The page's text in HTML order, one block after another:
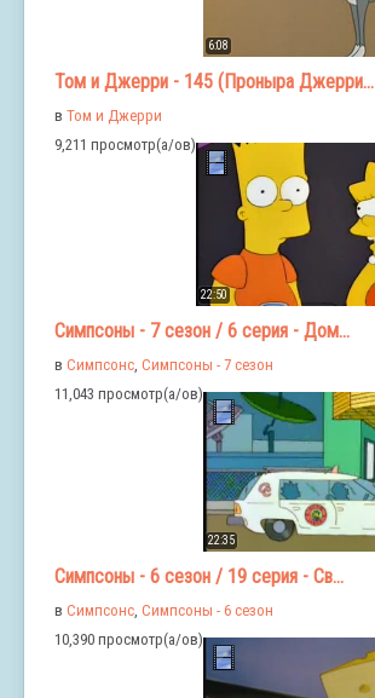
6:08
Том и Джерри - 145 (Проныра Джерри...
в Том и Джерри
9,211 просмотр(а/ов)
22:50
Симпсоны - 7 сезон / 6 серия - Дом...
в Симпсонс, Симпсоны - 7 сезон
11,043 просмотр(а/ов)
22:35
Симпсоны - 6 сезон / 19 серия - Св...
в Симпсонс Симпсоны - 6 сезон
10,390 просмотр(а/ов)